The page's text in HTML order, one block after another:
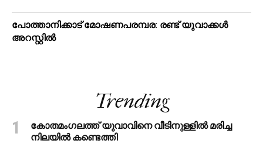
പോത്താനിക്കാട് മോഷണപരമ്പര: രണ്ട് യുവാക്കൾ
അറസ്റ്റിൽ
Trending
കോതമംഗലത്ത് യുവാവിനെ വീടിനുള്ളിൽ മരിച്ച
നിലയിൽ കണ്ടെത്തി